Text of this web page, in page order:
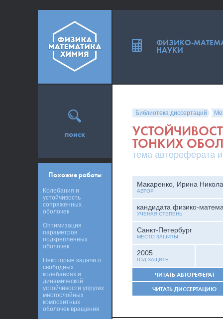
Библиотека диссертаций
ТОНКИХ
тема автореферата
Макаренко, Ирина
АВТОР
кандидата физико-
УЧЕНАЯ СТЕПЕНЬ
Санкт-Петербург
МЕСТО ЗАЩИТЫ
2005
ГОД ЗАЩИТЫ
ЧИТАТЬ АВТОРЕФЕРАТ
ЧИТАТЬ ДИССЕРТАЦИЮ
поиск
Похожие работы
Колебания и
устойчивость
сопряженных
оболочек
Оптимизация
параметров
подкрепленных
оболочек
Некоторые задачи о
свободных
колебаниях и
динамической
устойчивости упругих
многослойных
композитных
оболочек вращения
ФИЗИКО-
НАУКИ